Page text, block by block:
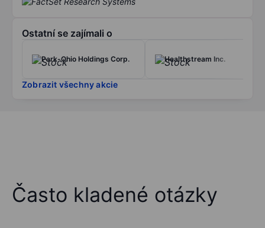
Ostatní se zajímali o
Park-Ohio Holdings Corp. Healthstream Inc.
Zobrazit všechny akcie
Často kladené otázky